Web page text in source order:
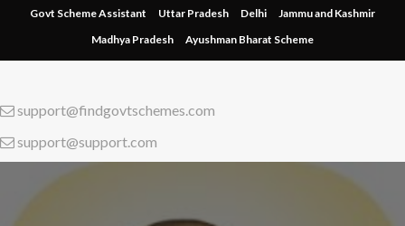
content
Govt Scheme Assistant Uttar Pradesh Delhi
Jammu and Kashmir
Madhya Pradesh
Ayushman Bharat Scheme
support@findgovtschemes.com
support@support.com